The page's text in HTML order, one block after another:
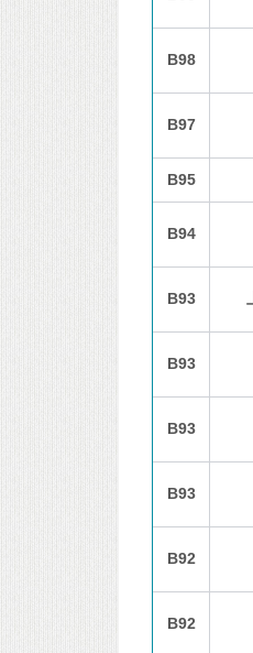
B98
B97
B95
B94
B93
B93
B93
B93
B92
B92